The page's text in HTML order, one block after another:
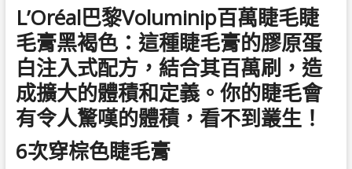
L’Oréal巴黎Voluminip百萬睫毛睫
毛膏黑褐色：這種睫毛膏的膠原蛋
白注入式配方，結合其百萬刷，造
成擴大的體積和定義。你的睫毛會
有令人驚嘆的體積，看不到叢生！
6次穿棕色睫毛膏